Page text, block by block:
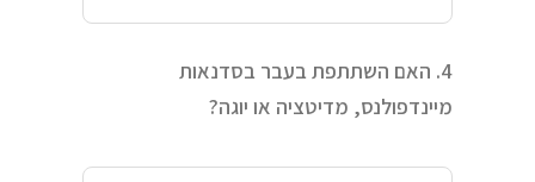
4. האם השתתפת בעבר בסדנאות
מיינדפולנס, מדיטציה או יוגה?